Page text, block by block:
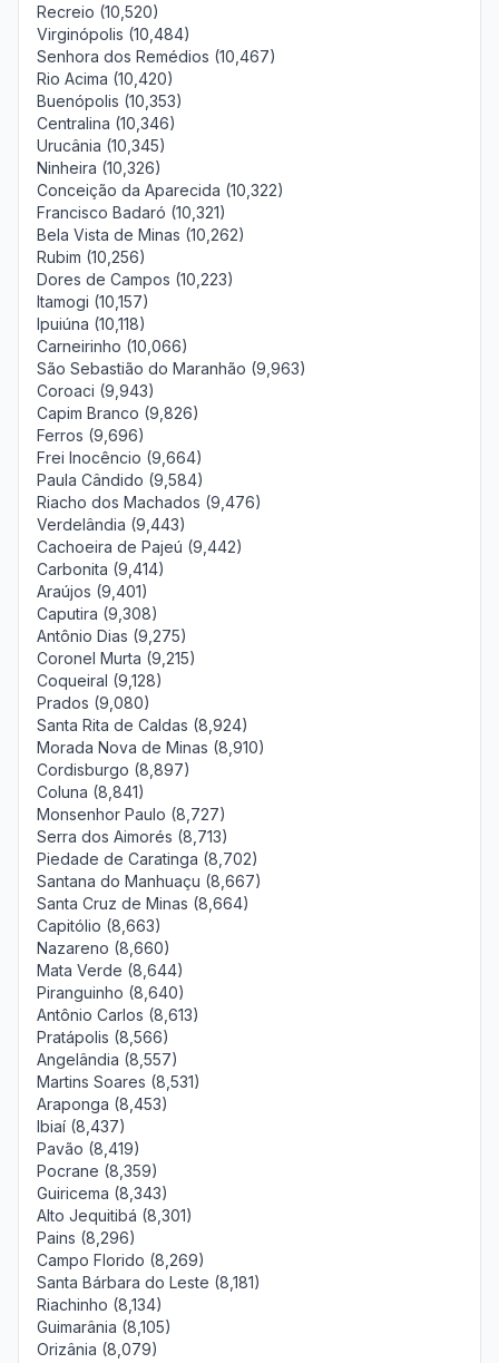
Recreio (10,520)
Virginópolis (10,484)
Senhora dos Remédios (10,467)
Rio Acima (10,420)
Buenópolis (10,353)
Centralina (10,346)
Urucânia (10,345)
Ninheira (10,326)
Conceição da Aparecida (10,322)
Francisco Badaró (10,321)
Bela Vista de Minas (10,262)
Rubim (10,256)
Dores de Campos (10,223)
Itamogi (10,157)
Ipuiúna (10,118)
Carneirinho (10,066)
São Sebastião do Maranhão (9,963)
Coroaci (9,943)
Capim Branco (9,826)
Ferros (9,696)
Frei Inocêncio (9,664)
Paula Cândido (9,584)
Riacho dos Machados (9,476)
Verdelândia (9,443)
Cachoeira de Pajeú (9,442)
Carbonita (9,414)
Araújos (9,401)
Caputira (9,308)
Antônio Dias (9,275)
Coronel Murta (9,215)
Coqueiral (9,128)
Prados (9,080)
Santa Rita de Caldas (8,924)
Morada Nova de Minas (8,910)
Cordisburgo (8,897)
Coluna (8,841)
Monsenhor Paulo (8,727)
Serra dos Aimorés (8,713)
Piedade de Caratinga (8,702)
Santana do Manhuaçu (8,667)
Santa Cruz de Minas (8,664)
Capitólio (8,663)
Nazareno (8,660)
Mata Verde (8,644)
Piranguinho (8,640)
Antônio Carlos (8,613)
Pratápolis (8,566)
Angelândia (8,557)
Martins Soares (8,531)
Araponga (8,453)
Ibiaí (8,437)
Pavão (8,419)
Pocrane (8,359)
Guiricema (8,343)
Alto Jequitibá (8,301)
Pains (8,296)
Campo Florido (8,269)
Santa Bárbara do Leste (8,181)
Riachinho (8,134)
Guimarânia (8,105)
Orizânia (8,079)